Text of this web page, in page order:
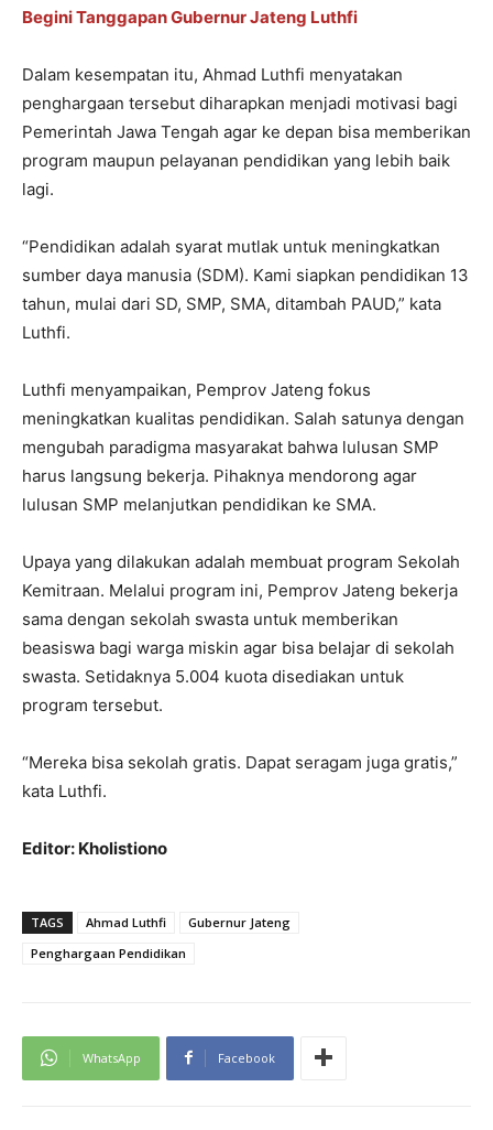
Begini Tanggapan Gubernur Jateng Luthfi
Dalam kesempatan itu, Ahmad Luthfi menyatakan
penghargaan tersebut diharapkan menjadi motivasi bagi
Pemerintah Jawa Tengah agar ke depan bisa memberikan
program maupun pelayanan pendidikan yang lebih baik
lagi.
“Pendidikan adalah syarat mutlak untuk meningkatkan
sumber daya manusia (SDM). Kami siapkan pendidikan 13
tahun, mulai dari SD, SMP, SMA, ditambah PAUD,” kata
Luthfi.
Luthfi menyampaikan, Pemprov Jateng fokus
meningkatkan kualitas pendidikan. Salah satunya dengan
mengubah paradigma masyarakat bahwa lulusan SMP
harus langsung bekerja. Pihaknya mendorong agar
lulusan SMP melanjutkan pendidikan ke SMA.
Upaya yang dilakukan adalah membuat program Sekolah
Kemitraan. Melalui program ini, Pemprov Jateng bekerja
sama dengan sekolah swasta untuk memberikan
beasiswa bagi warga miskin agar bisa belajar di sekolah
swasta. Setidaknya 5.004 kuota disediakan untuk
program tersebut.
“Mereka bisa sekolah gratis. Dapat seragam juga gratis,”
kata Luthfi.
Editor: Kholistiono
TAGS Ahmad Luthfi
Gubernur Jateng
Penghargaan Pendidikan
WhatsApp Facebook